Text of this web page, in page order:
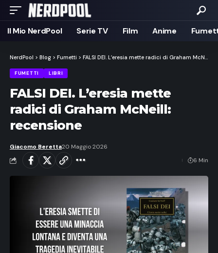
Il Mio NerdPool Serie TV Film Anime
NerdPool > Blog > Fumetti > FALSI DEI. L’eresia mette radici di Graham McNeill: recensione
FUMETTI LIBRI
FALSI DEI. L’eresia mette
radici di Graham McNeill:
recensione
Giacomo Beretta20 Maggio 2026
6 Min